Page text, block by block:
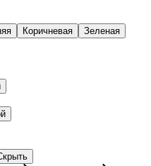
Коричневая Зеленая